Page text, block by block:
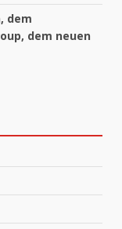
dem
dem neuen